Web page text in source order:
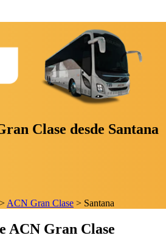
Clase desde Santana
> ACN Gran Clase > Santana
ACN Gran Clase